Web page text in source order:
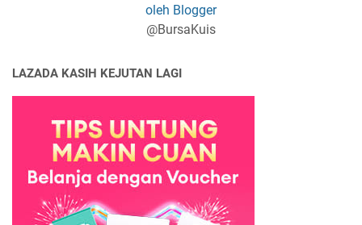
oleh Blogger
@BursaKuis
LAZADA KASIH KEJUTAN LAGI